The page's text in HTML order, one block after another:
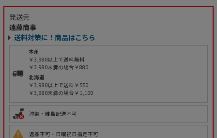
発送元
遠藤商事
送料対策に！商品はこちら
本州
￥3,980以上で送料無料
￥3,980未満の場合￥880
北海道
￥3,980以上で送料￥550
￥3,980未満の場合￥1,100
沖縄・離島配送不可
返品不可・日曜祝日指定不可